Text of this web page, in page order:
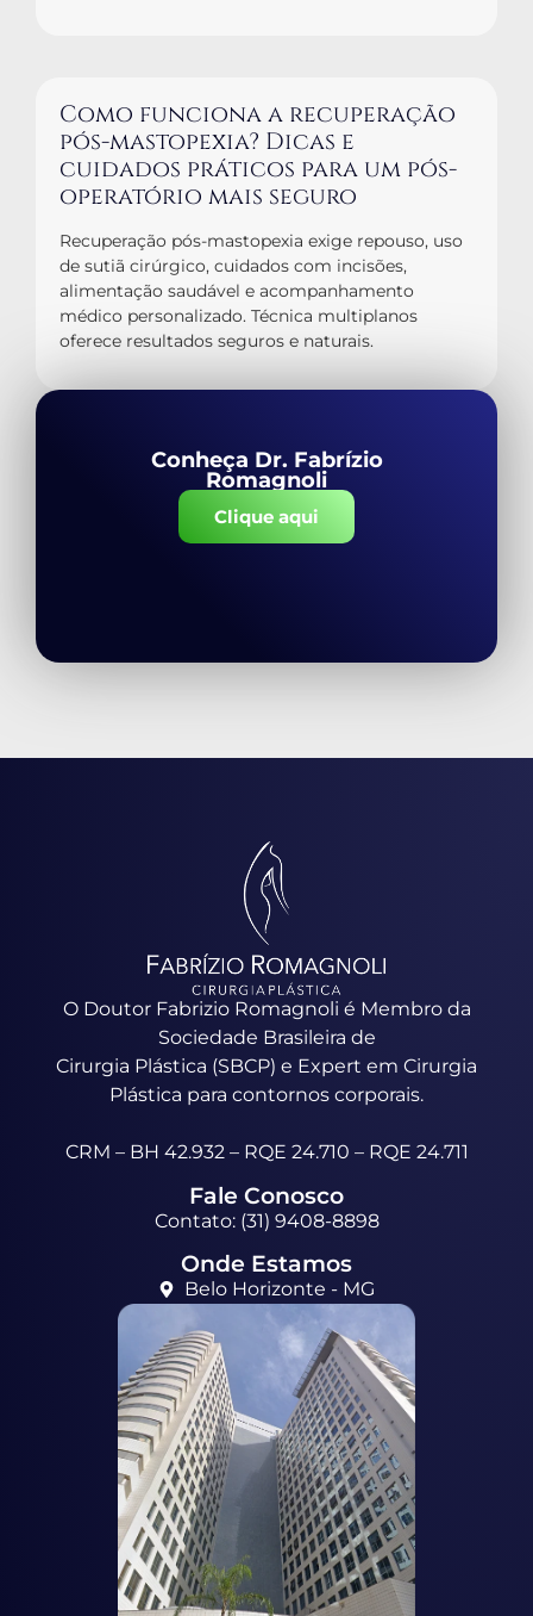
Como funciona a recuperação
pós-mastopexia? Dicas e
cuidados práticos para um pós-
operatório mais seguro
Recuperação pós-mastopexia exige repouso, uso
de sutiã cirúrgico, cuidados com incisões,
alimentação saudável e acompanhamento
médico personalizado. Técnica multiplanos
oferece resultados seguros e naturais.
Conheça Dr. Fabrízio
Romagnoli
Clique aqui
O Doutor Fabrizio Romagnoli é Membro da
Sociedade Brasileira de
Cirurgia Plástica (SBCP) e Expert em Cirurgia
Plástica para contornos corporais.
CRM – BH 42.932 – RQE 24.710 – RQE 24.711
Fale Conosco
Contato: (31) 9408-8898
Onde Estamos
Belo Horizonte - MG